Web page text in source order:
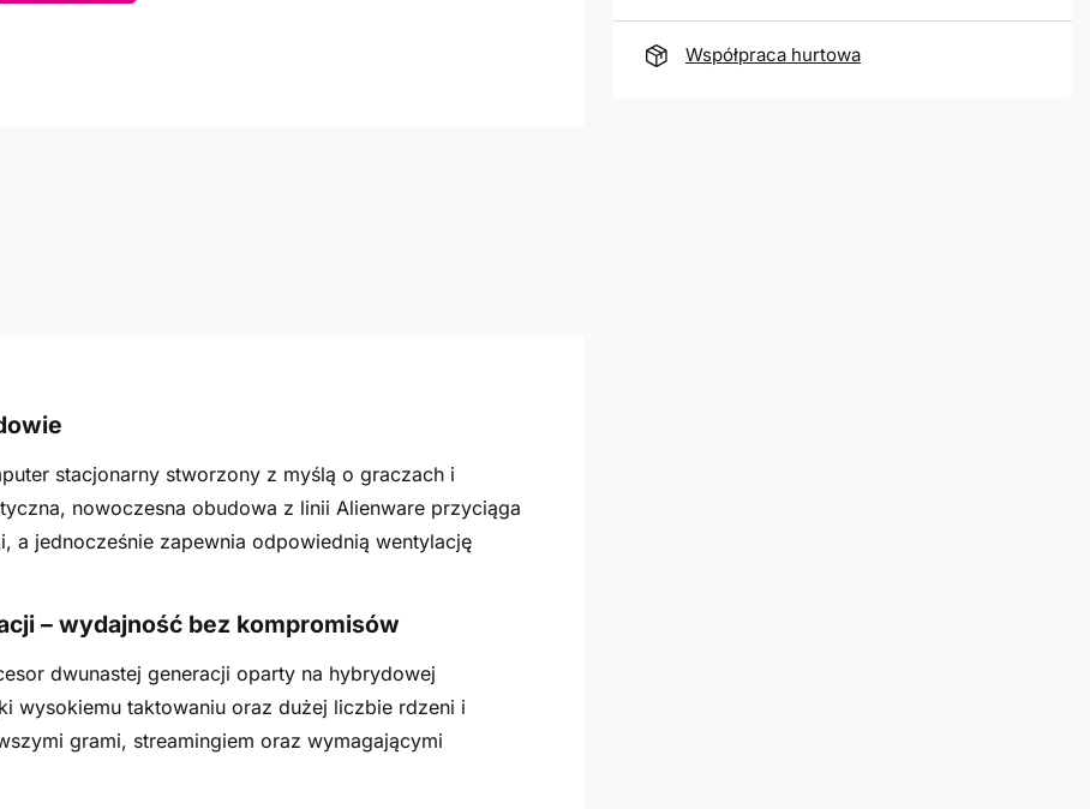
Współpraca hurtowa
stacjonarny stworzony z myślą o graczach i
nowoczesna obudowa z linii Alienware przyciąga
jednocześnie zapewnia odpowiednią wentylację
– wydajność bez kompromisów
dwunastej generacji oparty na hybrydowej
wysokiemu taktowaniu oraz dużej liczbie rdzeni i
grami, streamingiem oraz wymagającymi